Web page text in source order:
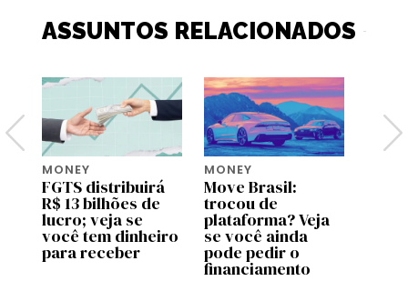
ASSUNTOS RELACIONADOS
MONEY
FGTS distribuirá
R$ 13 bilhões de
lucro; veja se
você tem dinheiro
para receber
MONEY
Move Brasil:
trocou de
plataforma? Veja
se você ainda
pode pedir o
financiamento